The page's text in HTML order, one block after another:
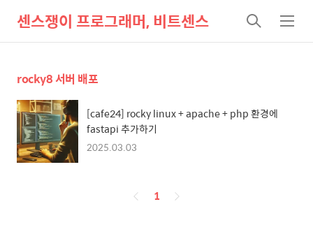
센스쟁이 프로그래머, 비트센스
검
색
메
뉴
rocky8 서버 배포
[cafe24] rocky linux + apache + php 환경에
fastapi 추가하기
2025.03.03
페
1